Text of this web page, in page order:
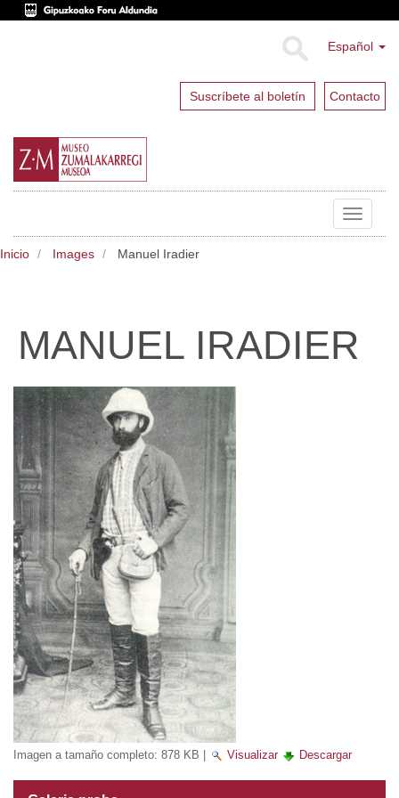
Español
Suscríbete al boletín Contacto
Toggle
Inicio Images Manuel Iradier
MANUEL IRADIER
Imagen a tamaño completo: 878 KB Visualizar Descargar